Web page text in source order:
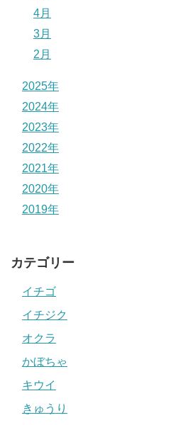
4月
3月
2月
2025年
2024年
2023年
2022年
2021年
2020年
2019年
カテゴリー
イチゴ
イチジク
オクラ
かぼちゃ
キウイ
きゅうり